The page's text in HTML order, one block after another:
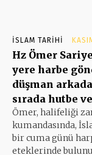
İSLAM TARIHI
Hz Ömer
yere harbe
düşman
sırada hutbe
Ömer, halifeliği
kumandasında,
bir cuma günü
eteklerinde